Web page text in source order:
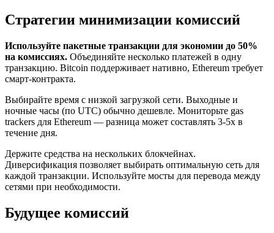
Стратегии минимизации комиссий
Используйте пакетные транзакции для экономии до 50%
на комиссиях. Объединяйте несколько платежей в одну
транзакцию. Bitcoin поддерживает нативно, Ethereum требует
смарт-контракта.
Выбирайте время с низкой загрузкой сети. Выходные и
ночные часы (по UTC) обычно дешевле. Мониторьте gas
trackers для Ethereum — разница может составлять 3-5x в
течение дня.
Держите средства на нескольких блокчейнах.
Диверсификация позволяет выбирать оптимальную сеть для
каждой транзакции. Используйте мосты для перевода между
сетями при необходимости.
Будущее комиссий